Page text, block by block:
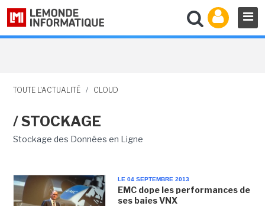
TOUTE L'ACTUALITÉ / CLOUD
/ STOCKAGE
Stockage des Données en Ligne
LE 04 SEPTEMBRE 2013
EMC dope les performances de
ses baies VNX